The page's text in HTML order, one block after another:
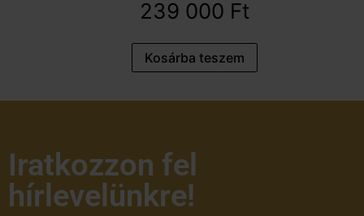
239 000 Ft
Kosárba teszem
Iratkozzon fel
hírlevelünkre!